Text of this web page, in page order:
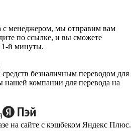
с менеджером, мы отправим вам
по ссылке, и вы сможете
1-й минуты.
безналичным переводом для
нашей компании для перевода на
на сайте с кэшбеком Яндекс Плюс.